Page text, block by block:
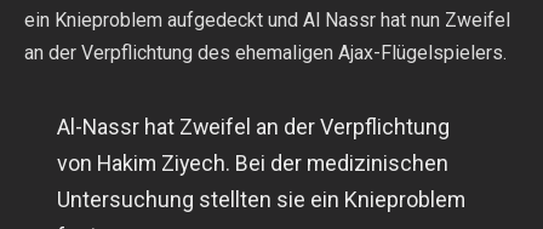
ein Knieproblem aufgedeckt und Al Nassr hat nun Zweifel
an der Verpflichtung des ehemaligen Ajax-Flügelspielers.
Al-Nassr hat Zweifel an der Verpflichtung
von Hakim Ziyech. Bei der medizinischen
Untersuchung stellten sie ein Knieproblem